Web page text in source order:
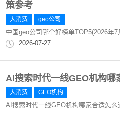
策参考
大消费 geo公司
中国geo公司哪个好榜单TOP5(2026年
2026-07-27
AI搜索时代一线GEO机构哪
大消费 GEO机构
AI搜索时代一线GEO机构哪家合适怎